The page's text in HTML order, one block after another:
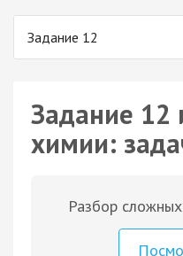
Задание 12
Задание 12
химии:
Разбор